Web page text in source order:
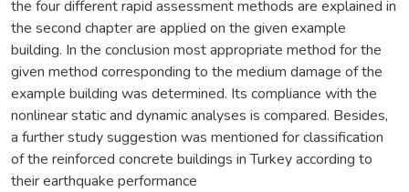
the four different rapid assessment methods are explained in
the second chapter are applied on the given example
building. In the conclusion most appropriate method for the
given method corresponding to the medium damage of the
example building was determined. Its compliance with the
nonlinear static and dynamic analyses is compared. Besides,
a further study suggestion was mentioned for classification
of the reinforced concrete buildings in Turkey according to
their earthquake performance